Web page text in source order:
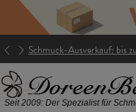
Schmuck-Ausverkauf: bis
Seit 2009: Der Spezialist für